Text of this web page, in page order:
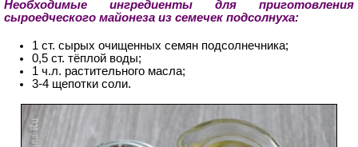
Необходимые ингредиенты для приготовления
сыроедческого майонеза из семечек подсолнуха:
1 ст. сырых очищенных семян подсолнечника;
0,5 ст. тёплой воды;
1 ч.л. растительного масла;
3-4 щепотки соли.